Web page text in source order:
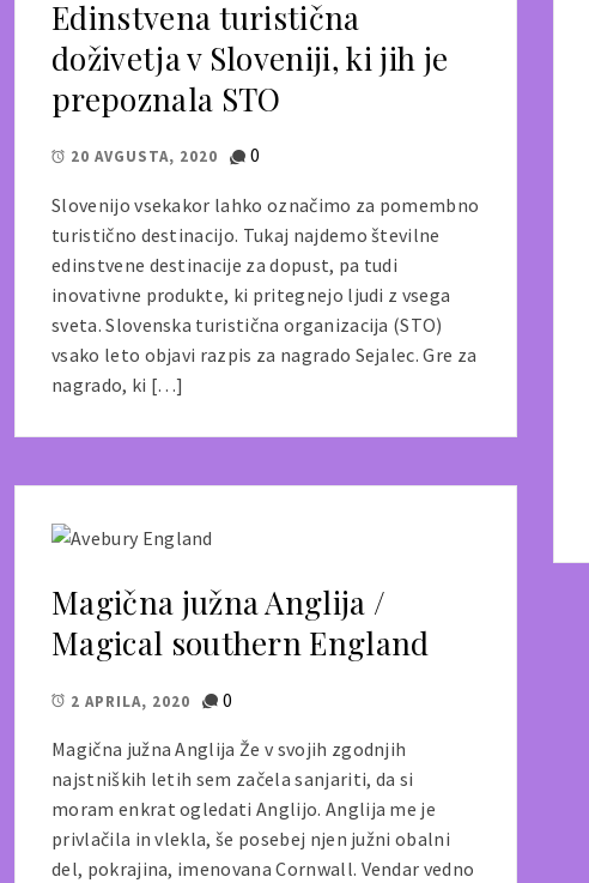
Edinstvena turistična
doživetja v Sloveniji, ki jih je
prepoznala STO
20 AVGUSTA, 2020 0
Slovenijo vsekakor lahko označimo za pomembno
turistično destinacijo. Tukaj najdemo številne
edinstvene destinacije za dopust, pa tudi
inovativne produkte, ki pritegnejo ljudi z vsega
sveta. Slovenska turistična organizacija (STO)
vsako leto objavi razpis za nagrado Sejalec. Gre za
nagrado, ki […]
Magična južna Anglija /
Magical southern England
2 APRILA, 2020 0
Magična južna Anglija Že v svojih zgodnjih
najstniških letih sem začela sanjariti, da si
moram enkrat ogledati Anglijo. Anglija me je
privlačila in vlekla, še posebej njen južni obalni
del, pokrajina, imenovana Cornwall. Vendar vedno